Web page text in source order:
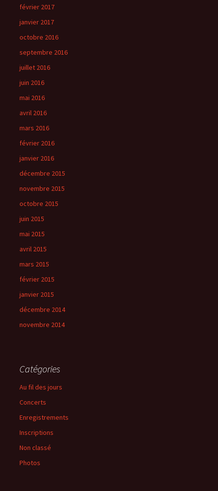
février 2017
janvier 2017
octobre 2016
septembre 2016
juillet 2016
juin 2016
mai 2016
avril 2016
mars 2016
février 2016
janvier 2016
décembre 2015
novembre 2015
octobre 2015
juin 2015
mai 2015
avril 2015
mars 2015
février 2015
janvier 2015
décembre 2014
novembre 2014
Catégories
Au fil des jours
Concerts
Enregistrements
Inscriptions
Non classé
Photos